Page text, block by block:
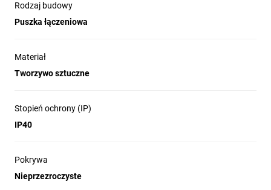
Rodzaj budowy
Puszka łączeniowa
Materiał
Tworzywo sztuczne
Stopień ochrony (IP)
IP40
Pokrywa
Nieprzezroczyste